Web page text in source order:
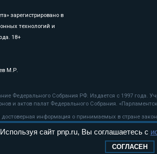
зарегистрировано в
технологий и
18+
М.Р.
Федерального Собрания РФ. Издается с 1997
и актов палат Федерального Собрания.
информация о принимаемых в стране
технологии
Используя сайт pnp.ru, Вы соглашаетесь с
СОГЛАСЕН